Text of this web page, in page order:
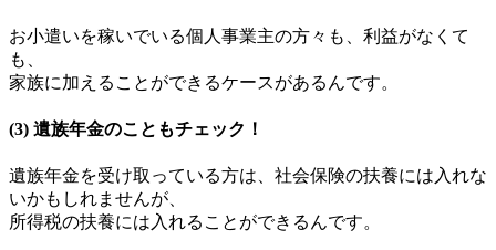
お小遣いを稼いでいる個人事業主の方々も、利益がなくて
も、
家族に加えることができるケースがあるんです。
(3) 遺族年金のこともチェック！
遺族年金を受け取っている方は、社会保険の扶養には入れな
いかもしれませんが、
所得税の扶養には入れることができるんです。